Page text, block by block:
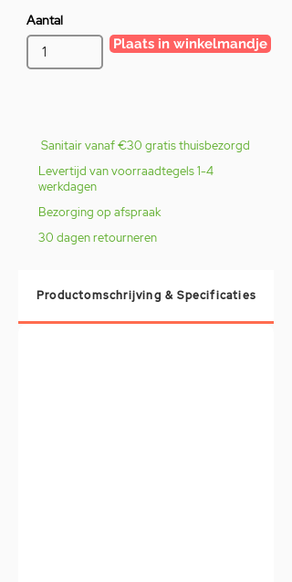
Aantal
Plaats in winkelmandje
Sanitair vanaf €30 gratis thuisbezorgd
Levertijd van voorraadtegels 1-4
werkdagen
Bezorging op afspraak
30 dagen retourneren
Productomschrijving & Specificaties